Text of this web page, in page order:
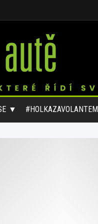
#HOLKAZAVOLANTEM